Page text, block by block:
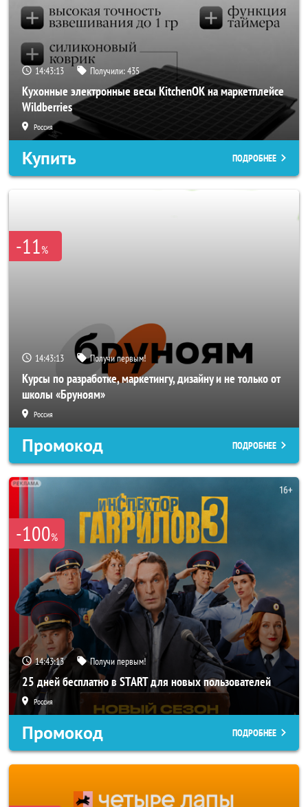
14:43:10 Получили:435
Кухонные электронные весы KitchenOK на маркетплейсе
Wildberries
Россия
Купить ПОДРОБНЕЕ
-11%
14:43:10 Получи первым!
Курсы по разработке, маркетингу, дизайну и не только от
школы «Бруноям»
Россия
Промокод ПОДРОБНЕЕ
-100%
14:43:10 Получи первым!
25 дней бесплатно в START для новых пользователей
Россия
Промокод ПОДРОБНЕЕ